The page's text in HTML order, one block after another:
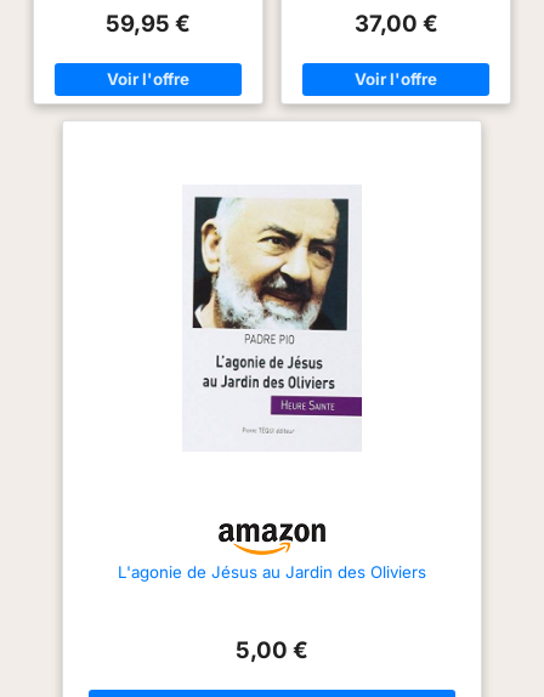
espace extérieur. VARIÉTÉ :
reconnu pour son feuillage
argenté caractéristique et sa
production d'olives de qualité.
ENTRETIEN : Arrosage régulier
pendant la période de
croissance, résistant à la
sécheresse une fois établi, taille
légère annuelle recommandée.
CARACTÉRISTIQUES : Arbuste
méditerranéen robuste adapté à
pour créer une ambiance
méditerranéenne dans votre
59,95 € 37,00 €
L'agonie de Jésus au Jardin des Oliviers
5,00 €